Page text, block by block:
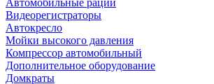
Автомобильные рации
Видеорегистраторы
Автокресло
Мойки высокого давления
Компрессор автомобильный
Дополнительное оборудование
Домкраты